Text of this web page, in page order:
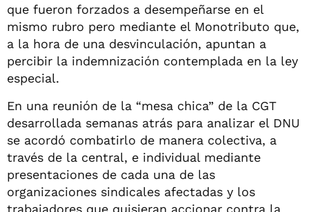
que fueron forzados a desempeñarse en el
mismo rubro pero mediante el Monotributo que,
a la hora de una desvinculación, apuntan a
percibir la indemnización contemplada en la ley
especial.
En una reunión de la “mesa chica” de la CGT
desarrollada semanas atrás para analizar el DNU
se acordó combatirlo de manera colectiva, a
través de la central, e individual mediante
presentaciones de cada una de las
organizaciones sindicales afectadas y los
trabajadores que quisieran accionar contra la